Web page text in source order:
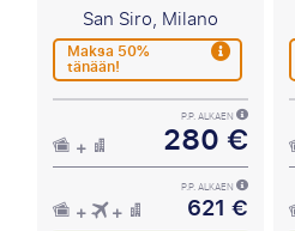
San Siro, Milano
Maksa 50%
tänään!
P.P. ALKAEN
280 €
P.P. ALKAEN
621 €